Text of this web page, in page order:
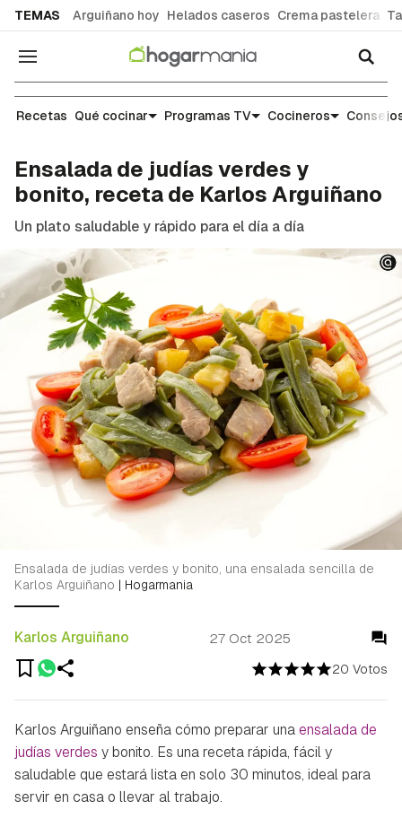
TEMAS Arguiñano hoy Helados caseros Crema pastelera
Navegación
Recetas
Recetas Qué cocinar Programas TV Cocineros
Ensalada de judías verdes y
bonito, receta de Karlos Arguiñano
Un plato saludable y rápido para el día a día
20 Votos
Karlos Arguiñano 27 Oct 2025
Ensalada de judías verdes y bonito, una ensalada sencilla de
Karlos Arguiñano | Hogarmania
Karlos Arguiñano enseña cómo preparar unaensalada de
judías verdes y bonito. Es una receta rápida, fácil y
saludable que estará lista en solo 30 minutos, ideal para
servir en casa o llevar al trabajo.